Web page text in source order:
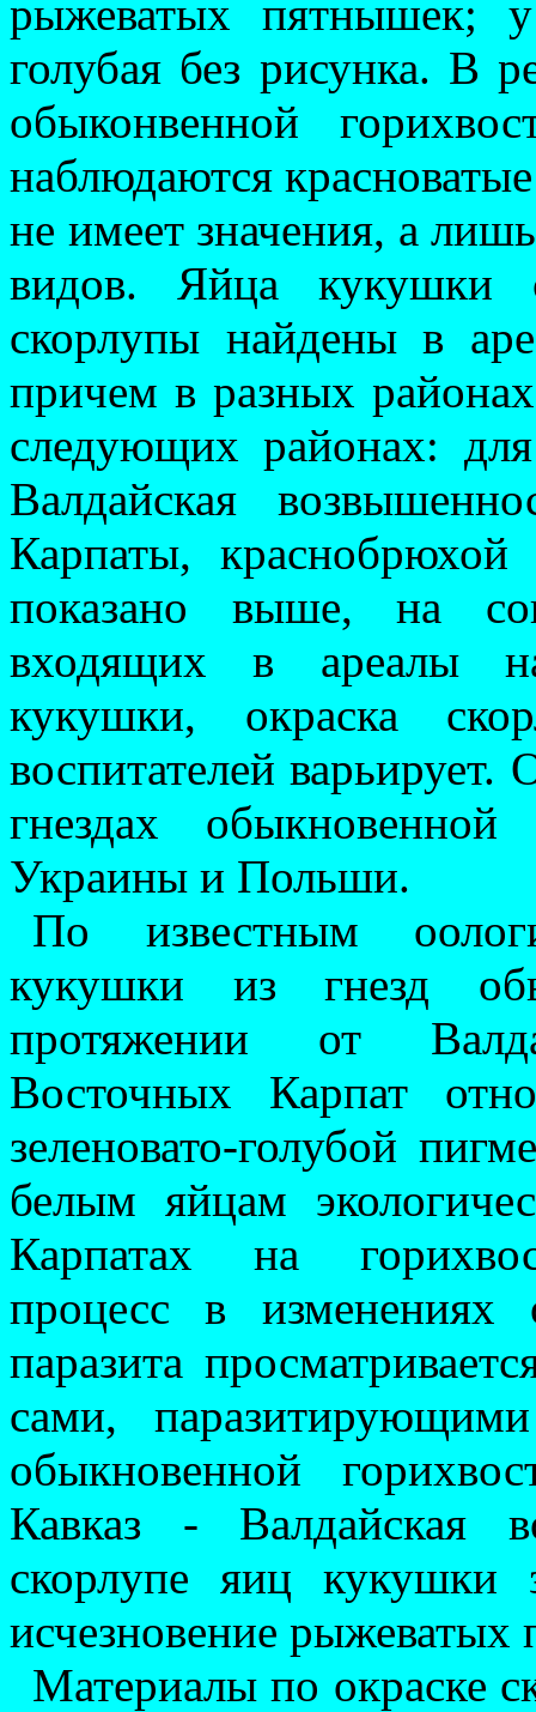
рыжеватых пятнышек;
голубая без рисунка. В
обыконвенной
наблюдаются
не имеет значения, а
видов. Яйца кукушки
скорлупы найдены в
причем в разных
следующих районах:
Вал­дайская
Карпаты,
показано выше, на
входящих в ареалы
кукушки, окраска
воспитателей
гнездах
Украины и Польши.
По известным
кукушки из гнезд
протяжении от
Восточных Карпат
зеленовато-голубой
белым яйцам
Карпатах на
процесс в из­менениях
паразита
сами,
обыкновенной
Кавказ - Валдайская
скорлупе яиц кукушки
исчезновение
Материалы по окраске